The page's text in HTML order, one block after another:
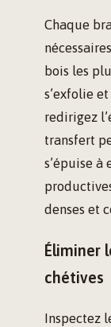
Chaque
bois les
s’exfolie
redirigez
transfert
s’épuise
denses et
Éliminer
chétives
Inspectez